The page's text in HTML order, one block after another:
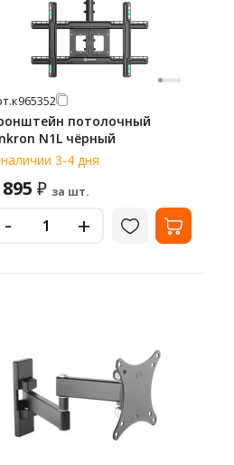
к965352
потолочный
N1L чёрный
3-4 дня
₽ за шт.
- +